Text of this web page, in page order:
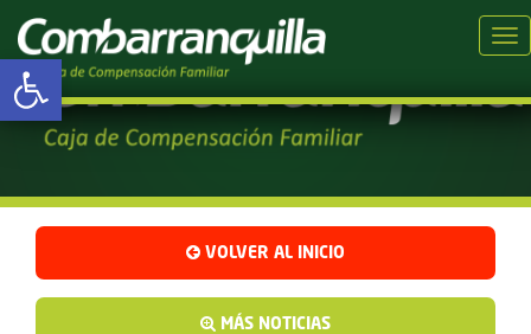
Abrir barra de herramientas
VOLVER AL INICIO
MÁS NOTICIAS